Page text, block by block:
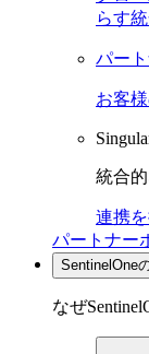
らす
パー
お客
統合
連携
パートナー
SentinelOne
なぜ